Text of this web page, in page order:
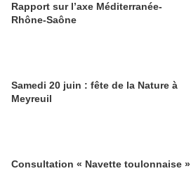
Rapport sur l’axe Méditerranée-
Rhône-Saône
Samedi 20 juin : fête de la Nature à
Meyreuil
Consultation « Navette toulonnaise »